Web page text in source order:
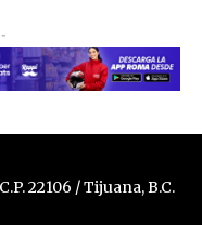
22106 / Tijuana, B.C.